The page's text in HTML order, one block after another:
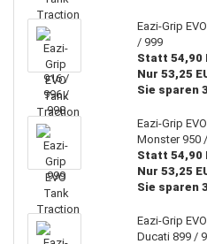
Eazi-Grip
/ 999
Statt 54,90
Nur 53,25
Sie sparen
Eazi-Grip
Monster 950
Statt 54,90
Nur 53,25
Sie sparen
Eazi-Grip
Ducati 899 /